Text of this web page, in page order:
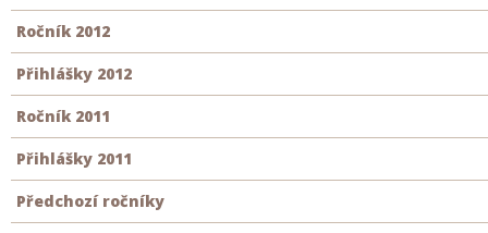
Ročník 2012
Přihlášky 2012
Ročník 2011
Přihlášky 2011
Předchozí ročníky